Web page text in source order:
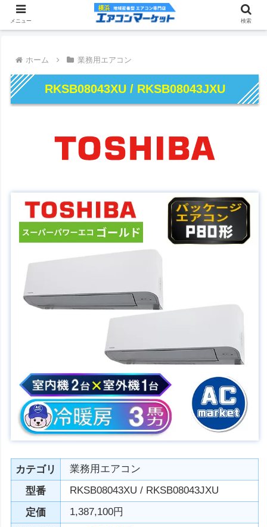
ホーム 業務用エアコン
RKSB08043XU / RKSB08043JXU
カテゴリ
業務用エアコン
型番
RKSB08043XU / RKSB08043JXU
定価
1,387,100円
メニュー 検索